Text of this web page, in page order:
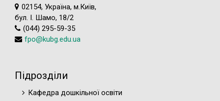
02154, Україна, м.Київ,
бул. І. Шамо, 18/2
(044) 295-59-35
fpo@kubg.edu.ua
Підрозділи
Кафедра дошкільної освіти